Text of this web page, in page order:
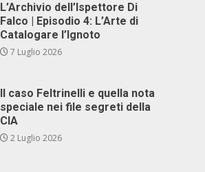
L’Archivio dell’Ispettore Di
Falco | Episodio 4: L’Arte di
Catalogare l’Ignoto
7 Luglio 2026
Il caso Feltrinelli e quella nota
speciale nei file segreti della
CIA
2 Luglio 2026